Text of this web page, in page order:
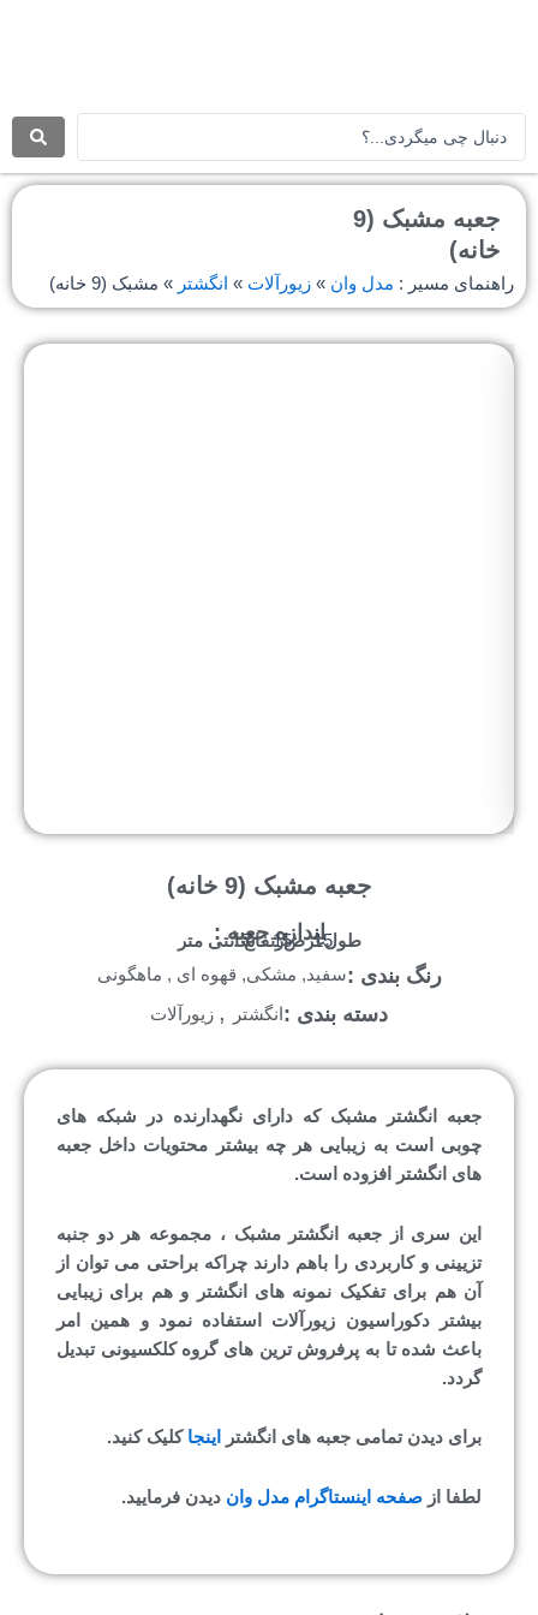
.
.
جعبه مشبک (9
خانه)
راهنمای مسیر : مدل وان » زیورآلات » انگشتر » مشبک (9 خانه)
جعبه مشبک (9 خانه)
اندازه جعبه :15
15
7 طول :عرض :ارتفاع :سانتی متر
سفید, مشکی, قهوه ای , ماهگونیرنگ بندی :
انگشتر , زیورآلات دسته بندی :
جعبه انگشتر مشبک که دارای نگهدارنده در شبکه های
چوبی است به زیبایی هر چه بیشتر محتویات داخل جعبه
های انگشتر افزوده است.
این سری از جعبه انگشتر مشبک ، مجموعه هر دو جنبه
تزیینی و کاربردی را باهم دارند چراکه براحتی می توان از
آن هم برای تفکیک نمونه های انگشتر و هم برای زیبایی
بیشتر دکوراسیون زیورآلات استفاده نمود و همین امر
باعث شده تا به پرفروش ترین های گروه کلکسیونی تبدیل
گردد.
برای دیدن تمامی جعبه های انگشتر اینجا کلیک کنید.
لطفا از صفحه اینستاگرام مدل وان دیدن فرمایید.